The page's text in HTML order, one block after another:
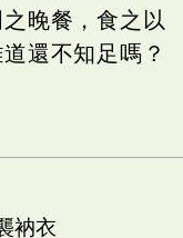
晚餐，食之以
還不知足嗎？
衲衣